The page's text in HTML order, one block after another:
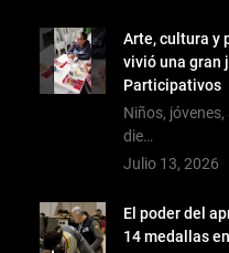
Arte, cultura y
vivió una gran
Participativos
Niños,
die…
Julio 13, 2026
El poder del
14 medallas